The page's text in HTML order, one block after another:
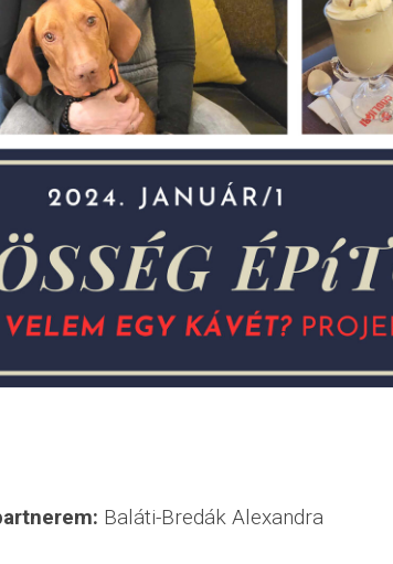
Baláti-Bredák Alexandra